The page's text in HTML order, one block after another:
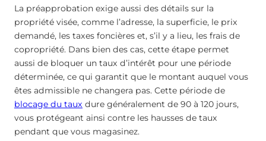
La préapprobation exige aussi des détails sur la
propriété visée, comme l’adresse, la superficie, le prix
demandé, les taxes foncières et, s’il y a lieu, les frais de
copropriété. Dans bien des cas, cette étape permet
aussi de bloquer un taux d’intérêt pour une période
déterminée, ce qui garantit que le montant auquel vous
êtes admissible ne changera pas. Cette période de
blocage du taux dure généralement de 90 à 120 jours,
vous protégeant ainsi contre les hausses de taux
pendant que vous magasinez.